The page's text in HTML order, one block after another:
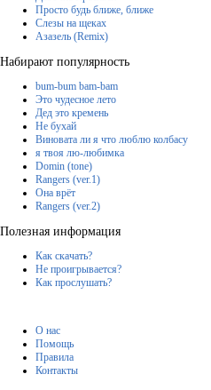
Просто будь ближе, ближе
Слезы на щеках
Азазель (Remix)
Набирают популярность
bum-bum bam-bam
Это чудесное лето
Дед это кремень
Не бухай
Виновата ли я что люблю колбасу
я твоя лю-любимка
Domin (tone)
Rangers (ver.1)
Она врёт
Rangers (ver.2)
Полезная информация
Как скачать?
Не проигрывается?
Как прослушать?
О нас
Помощь
Правила
Контакты